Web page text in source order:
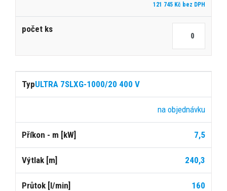
121 745 Kč bez DPH
ULTRA 7SLXG-1000/20 400 V
na objednávku
7,5
240,3
160